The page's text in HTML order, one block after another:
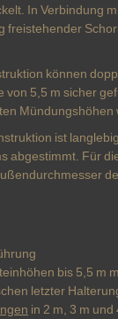
In Verbindung
freistehender
können
von 5,5 m sicher
ist
abgestimmt. Für
bis 5,5 m
letzter
in 2 m, 3 m